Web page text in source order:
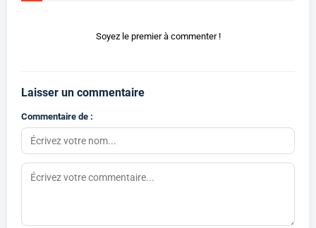
Soyez le premier à commenter !
Laisser un commentaire
Commentaire de :